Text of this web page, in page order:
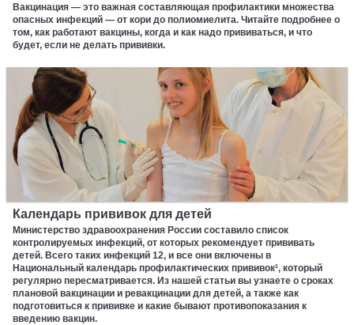
Вакцинация — это важная составляющая профилактики множества
опасных инфекций — от кори до полиомиелита. Читайте подробнее о
том, как работают вакцины, когда и как надо прививаться, и что
будет, если не делать прививки.
Календарь прививок для детей
Министерство здравоохранения России составило список
контролируемых инфекций, от которых рекомендует прививать
детей. Всего таких инфекций 12, и все они включены в
Национальный календарь профилактических прививок¹, который
регулярно пересматривается. Из нашей статьи вы узнаете о сроках
плановой вакцинации и ревакцинации для детей, а также как
подготовиться к прививке и какие бывают противопоказания к
введению вакцин.